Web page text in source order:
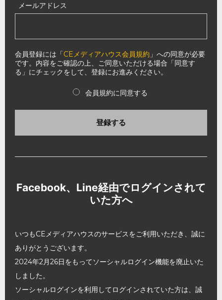
メールアドレス
会員登録には「CEメディアハウス会員規約 」への同意が必要
です。内容をご確認の上、ご同意いただける場合「同意す
る」にチェックをして、登録にお進みください。
会員規約に同意する
登録する
Facebook、Line経由でログインされて
いた方へ
いつもCEメディアハウスのサービスをご利用いただき、誠に
ありがとうございます。
2024年2月26日をもってソーシャルログイン機能を廃止いた
しました。
ソーシャルログインを利用してログインされていた方は、誠